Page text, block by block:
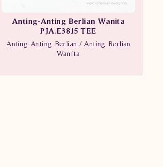
Anting-Anting Berlian Wanita
PJA.E3815 TEE
Anting-Anting Berlian / Anting Berlian
Wanita